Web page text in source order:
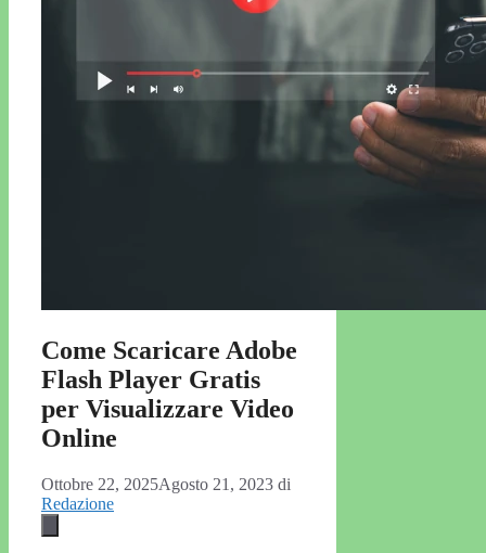
Come Scaricare Adobe
Flash Player Gratis
per Visualizzare Video
Online
Ottobre 22, 2025Agosto 21, 2023 di
Redazione